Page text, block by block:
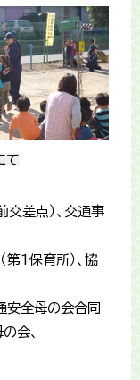
て
差点）、交通事
1保育所）、協
安全母の会合同
会、